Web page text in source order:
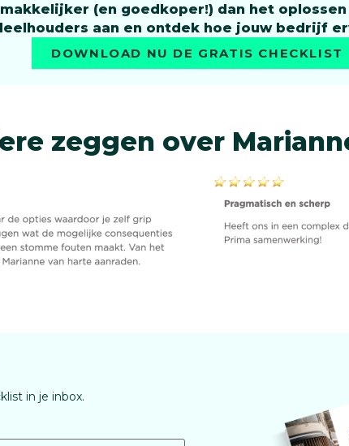
(en goedkoper!) dan het
aan en ontdek hoe jouw bedrijf
DOWNLOAD NU DE GRATIS CHECKLIST
zeggen over
in je inbox.